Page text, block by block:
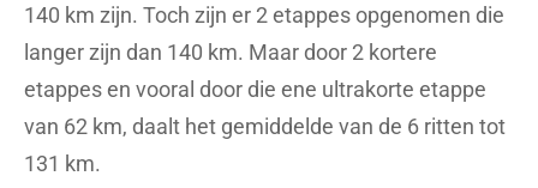
140 km zijn. Toch zijn er 2 etappes opgenomen die
langer zijn dan 140 km. Maar door 2 kortere
etappes en vooral door die ene ultrakorte etappe
van 62 km, daalt het gemiddelde van de 6 ritten tot
131 km.